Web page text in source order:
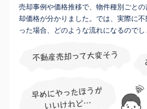
売却事例や価格推移で、物件種別ごと
却価格が分かりました。では、実際に
った場合、どのような流れになるのでし